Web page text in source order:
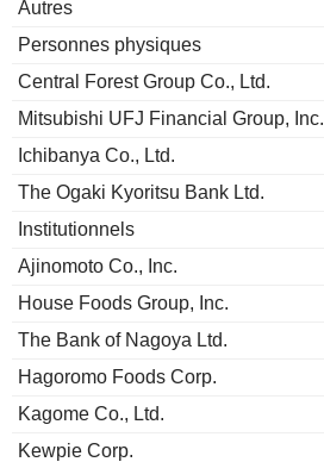
Autres
Personnes physiques
Central Forest Group Co., Ltd.
Mitsubishi UFJ Financial Group, Inc.
Ichibanya Co., Ltd.
The Ogaki Kyoritsu Bank Ltd.
Institutionnels
Ajinomoto Co., Inc.
House Foods Group, Inc.
The Bank of Nagoya Ltd.
Hagoromo Foods Corp.
Kagome Co., Ltd.
Kewpie Corp.